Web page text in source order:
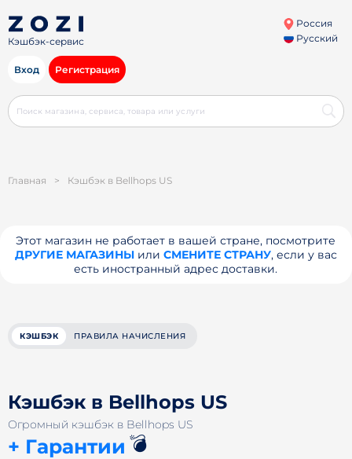
Кэшбэк-сервис
Россия
Русский
Вход Регистрация
Главная > Кэшбэк в Bellhops US
Этот магазин не работает в вашей стране, посмотрите
ДРУГИЕ МАГАЗИНЫили СМЕНИТЕ СТРАНУ, если у вас
есть иностранный адрес доставки.
КЭШБЭК ПРАВИЛА НАЧИСЛЕНИЯ
Кэшбэк в Bellhops US
Огромный кэшбэк в Bellhops US
+ Гарантии 💣